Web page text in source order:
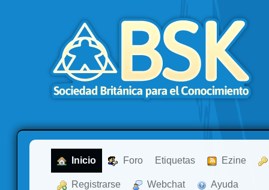
Inicio Foro Etiquetas Ezine
Registrarse Webchat Ayuda